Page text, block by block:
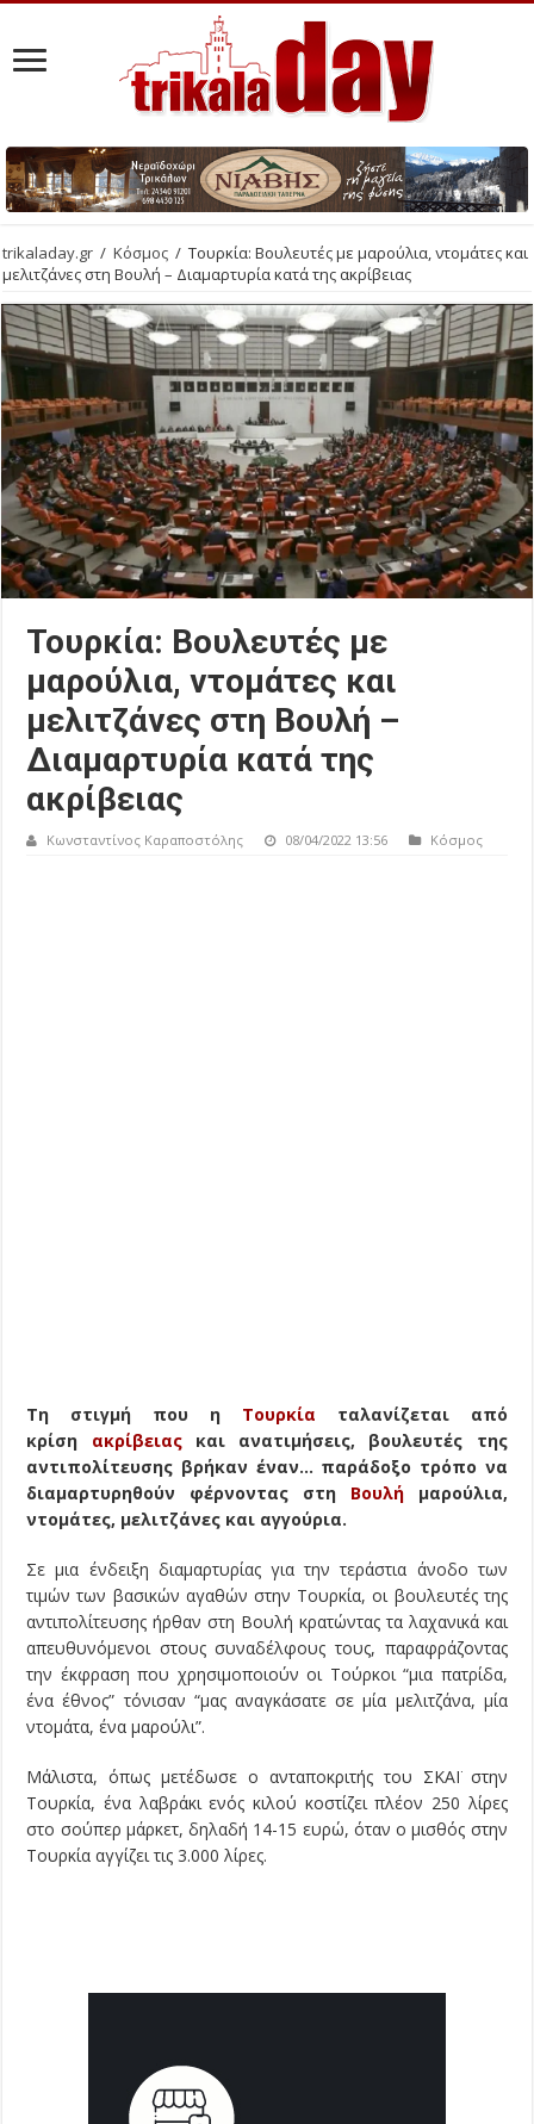
trikaladay.gr / Κόσμος / Τουρκία: Βουλευτές με μαρούλια, ντομάτες και
μελιτζάνες στη Βουλή – Διαμαρτυρία κατά της ακρίβειας
Τουρκία: Βουλευτές με
μαρούλια, ντομάτες και
μελιτζάνες στη Βουλή –
Διαμαρτυρία κατά της
ακρίβειας
Κωνσταντίνος Καραποστόλης 08/04/2022 13:56 Κόσμος
Τη στιγμή που η Τουρκία ταλανίζεται από
κρίση ακρίβειαςκαι ανατιμήσεις, βουλευτές της
αντιπολίτευσης βρήκαν έναν… παράδοξο τρόπο να
διαμαρτυρηθούν φέρνοντας στη Βουλήμαρούλια,
ντομάτες, μελιτζάνες και αγγούρια.
Σε μια ένδειξη διαμαρτυρίας για την τεράστια άνοδο των
τιμών των βασικών αγαθών στην Τουρκία, οι βουλευτές της
αντιπολίτευσης ήρθαν στη Βουλή κρατώντας τα λαχανικά και
απευθυνόμενοι στους συναδέλφους τους, παραφράζοντας
την έκφραση που χρησιμοποιούν οι Τούρκοι “μια πατρίδα,
ένα έθνος” τόνισαν “μας αναγκάσατε σε μία μελιτζάνα, μία
ντομάτα, ένα μαρούλι”.
Μάλιστα, όπως μετέδωσε ο ανταποκριτής του ΣΚΑΪ στην
Τουρκία, ένα λαβράκι ενός κιλού κοστίζει πλέον 250 λίρες
στο σούπερ μάρκετ, δηλαδή 14-15 ευρώ, όταν ο μισθός στην
Τουρκία αγγίζει τις 3.000 λίρες.